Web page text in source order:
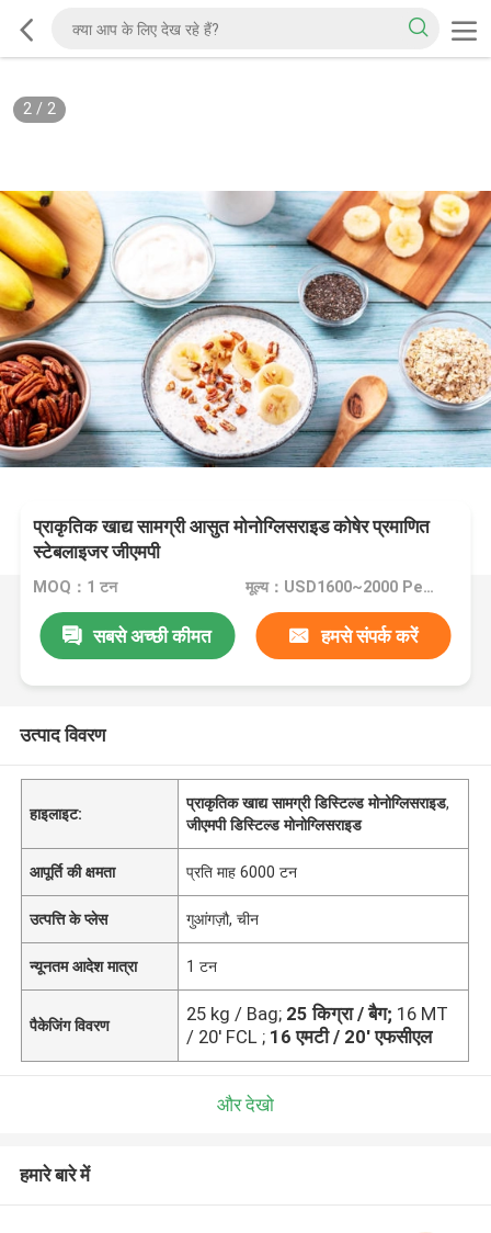
2/ 2
प्राकृतिक खाद्य सामग्री आसुत मोनोग्लिसराइड कोषेर प्रमाणित
स्टेबलाइजर जीएमपी
MOQ：1 टन मूल्य：USD1600~2000 Per Ton
सबसे अच्छी कीमत हमसे संपर्क करें
उत्पाद विवरण
हाइलाइट:
प्राकृतिक खाद्य सामग्री डिस्टिल्ड मोनोग्लिसराइड,
जीएमपी डिस्टिल्ड मोनोग्लिसराइड
आपूर्ति की क्षमता प्रति माह 6000 टन
उत्पत्ति के प्लेस गुआंगज़ौ, चीन
न्यूनतम आदेश मात्रा 1 टन
पैकेजिंग विवरण
25 kg / Bag; 25 किग्रा / बैग; 16 MT
/ 20' FCL ; 16 एमटी / 20' एफसीएल
और देखो
हमारे बारे में